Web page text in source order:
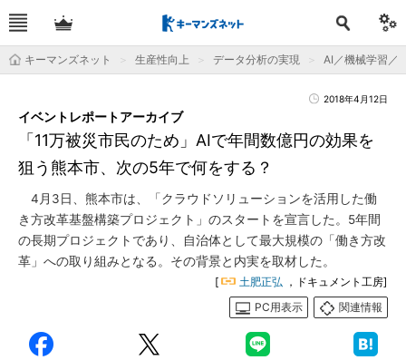
キーマンズネット 生産性向上 データ分析の実現 AI／機械学習／
2018年4月12日
「11万被災市民のため」AIで年間数億円の効果を
狙う熊本市、次の5年で何をする？
イベントレポートアーカイブ
4月3日、熊本市は、「クラウドソリューションを活用した働
き方改革基盤構築プロジェクト」のスタートを宣言した。5年間
の長期プロジェクトであり、自治体として最大規模の「働き方改
革」への取り組みとなる。その背景と内実を取材した。
[ 土肥正弘 ，ドキュメント工房]
PC用表示
関連情報